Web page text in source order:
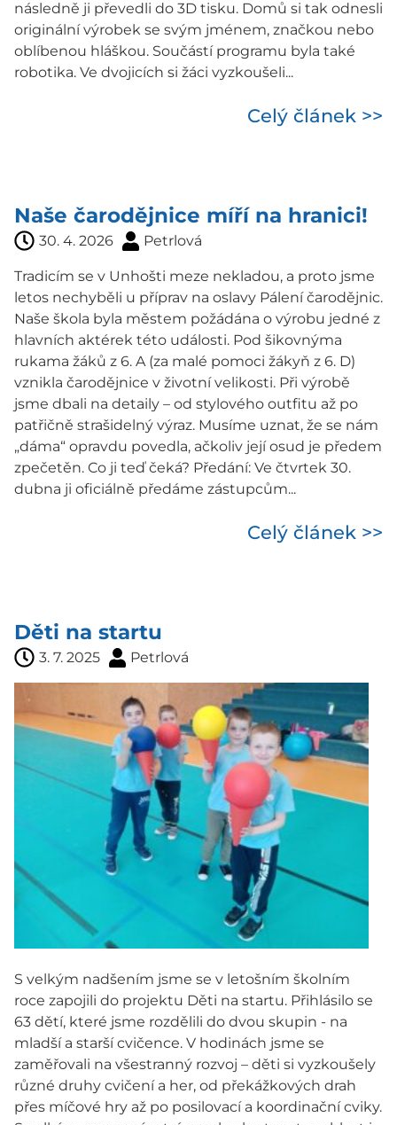
následně ji převedli do 3D tisku. Domů si tak odnesli
originální výrobek se svým jménem, značkou nebo
oblíbenou hláškou. Součástí programu byla také
robotika. Ve dvojicích si žáci vyzkoušeli...
Celý článek >>
Naše čarodějnice míří na hranici!
30. 4. 2026 Petrlová
Tradicím se v Unhošti meze nekladou, a proto jsme
letos nechyběli u příprav na oslavy Pálení čarodějnic.
Naše škola byla městem požádána o výrobu jedné z
hlavních aktérek této události. Pod šikovnýma
rukama žáků z 6. A (za malé pomoci žákyň z 6. D)
vznikla čarodějnice v životní velikosti. Při výrobě
jsme dbali na detaily – od stylového outfitu až po
patřičně strašidelný výraz. Musíme uznat, že se nám
„dáma“ opravdu povedla, ačkoliv její osud je předem
zpečetěn. Co ji teď čeká? Předání: Ve čtvrtek 30.
dubna ji oficiálně předáme zástupcům...
Celý článek >>
Děti na startu
3. 7. 2025 Petrlová
S velkým nadšením jsme se v letošním školním
roce zapojili do projektu Děti na startu. Přihlásilo se
63 dětí, které jsme rozdělili do dvou skupin - na
mladší a starší cvičence. V hodinách jsme se
zaměřovali na všestranný rozvoj – děti si vyzkoušely
různé druhy cvičení a her, od překážkových drah
přes míčové hry až po posilovací a koordinační cviky.